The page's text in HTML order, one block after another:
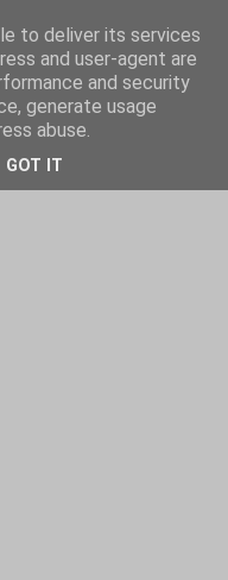
to deliver its services
and user-agent are
and security
generate usage
abuse.
GOT IT